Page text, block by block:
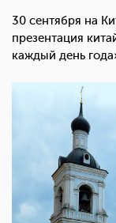
30 сентября на
презентация
каждый день